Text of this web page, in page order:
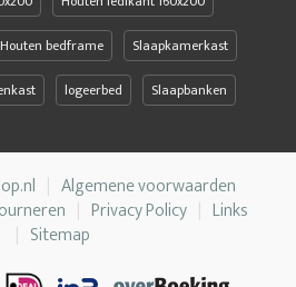
Houten bedframe
Slaapkamerkast
logeerbed Slaapbanken
Algemene voorwaarden
Privacy Policy
Links
Sitemap